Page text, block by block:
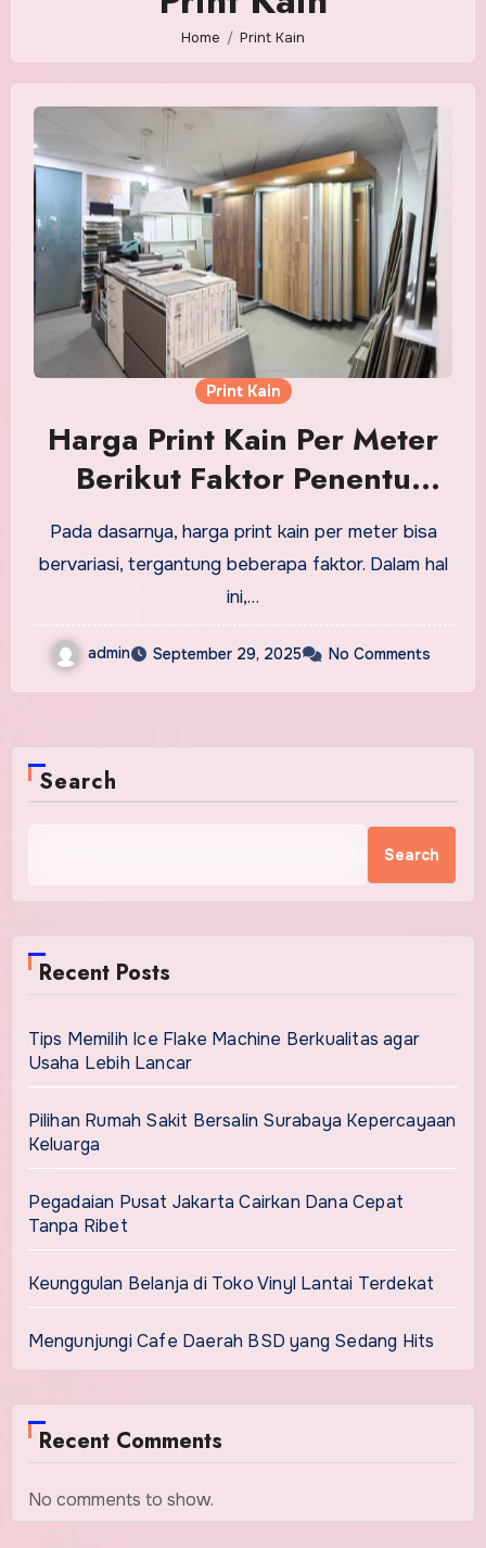
Home Print Kain
Print Kain
Harga Print Kain Per Meter
Berikut Faktor Penentu
Biayanya
Pada dasarnya, harga print kain per meter bisa
bervariasi, tergantung beberapa faktor. Dalam hal
ini,…
admin September 29, 2025 No Comments
Search
Search
Recent Posts
Tips Memilih Ice Flake Machine Berkualitas agar
Usaha Lebih Lancar
Pilihan Rumah Sakit Bersalin Surabaya Kepercayaan
Keluarga
Pegadaian Pusat Jakarta Cairkan Dana Cepat
Tanpa Ribet
Keunggulan Belanja di Toko Vinyl Lantai Terdekat
Mengunjungi Cafe Daerah BSD yang Sedang Hits
Recent Comments
No comments to show.